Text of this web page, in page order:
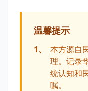
温馨提示
1、
本方源自
理。记录
统认知和
嘱。